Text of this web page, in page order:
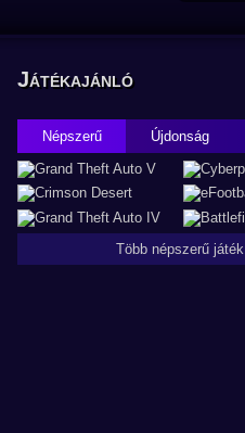
Játékajánló
Népszerű Újdonság
Több népszerű játék